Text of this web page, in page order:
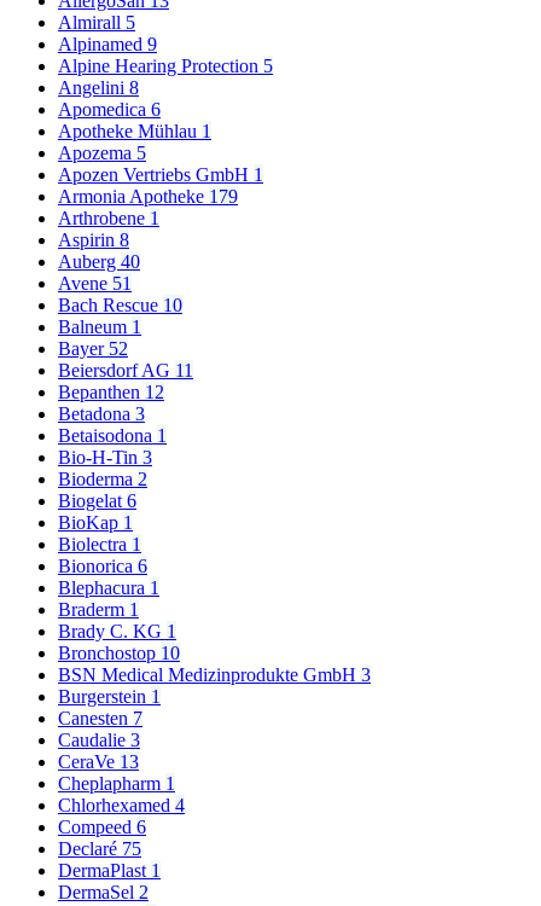
Almirall 5
Alpinamed 9
Alpine Hearing Protection 5
Angelini 8
Apomedica 6
Apotheke Mühlau 1
Apozema 5
Apozen Vertriebs GmbH 1
Armonia Apotheke 179
Arthrobene 1
Aspirin 8
Auberg 40
Avene 51
Bach Rescue 10
Balneum 1
Bayer 52
Beiersdorf AG 11
Bepanthen 12
Betadona 3
Betaisodona 1
Bio-H-Tin 3
Bioderma 2
Biogelat 6
BioKap 1
Biolectra 1
Bionorica 6
Blephacura 1
Braderm 1
Brady C. KG 1
Bronchostop 10
BSN Medical Medizinprodukte GmbH 3
Burgerstein 1
Canesten 7
Caudalie 3
CeraVe 13
Cheplapharm 1
Chlorhexamed 4
Compeed 6
Declaré 75
DermaPlast 1
DermaSel 2